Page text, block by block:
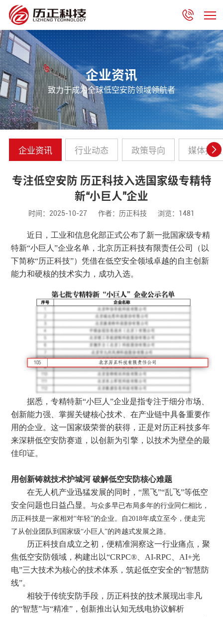
企业资讯
致力于成为全球低空安防领域领航者
企业资讯 行业动态 政策导向 媒体报道
专注低空安防 历正科技入选国家级专精特
新“小巨人”企业
时间：2025-10-27 作者：历正科技 浏览：1481
近日，工业和信息化部正式公布了新一批国家级专精
特新“小巨人”企业名单，北京历正科技有限责任公司（以
下简称“历正科技”）凭借在低空安全领域卓越的自主创新
能力和硬核的技术实力，成功入选。
据悉，专精特新“小巨人”企业是指专注于细分市场、
创新能力强、掌握关键核心技术、在产业链中具备重要作
用的企业。这一国家级荣誉的获得，正是对历正科技多年
来深耕低空安防赛道，以创新为引擎，以技术为壁垒的最
佳印证。
用创新铸就技术护城河 破解低空安防核心难题
在无人机产业迅猛发展的同时，“黑飞”“乱飞”等低空
安全问题也日益凸显。与众多早已布局多年的行业同仁相比 ，
历正科技是一家相对“年轻”的企业。自2018年成立至今，便走完
了从创业团队到国家级“小巨人”的跨越式发展之路。
历正科技自成立之初，便精准洞察这一行业痛点，聚
焦低空安防领域 ，构建出 以“CRPC®
AI-RPC、AI+光
电”三大技术为核心的技术体系，筑起低空安全的“智慧防
线”。
相较于传统安防手段，历正科技的技术展现出非凡
的“智慧”与“精准” ，创新推出认知无线电协议解析